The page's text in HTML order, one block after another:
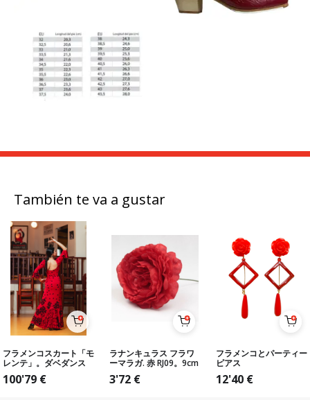
También te va a gustar
フラメンコスカート「モ
レンテ」。ダベダンス
100'79 €
ラナンキュラス フラワ
ーマラガ. 赤 RJ09。9cm
3'72 €
フラメンコとパーティー
ピアス
12'40 €